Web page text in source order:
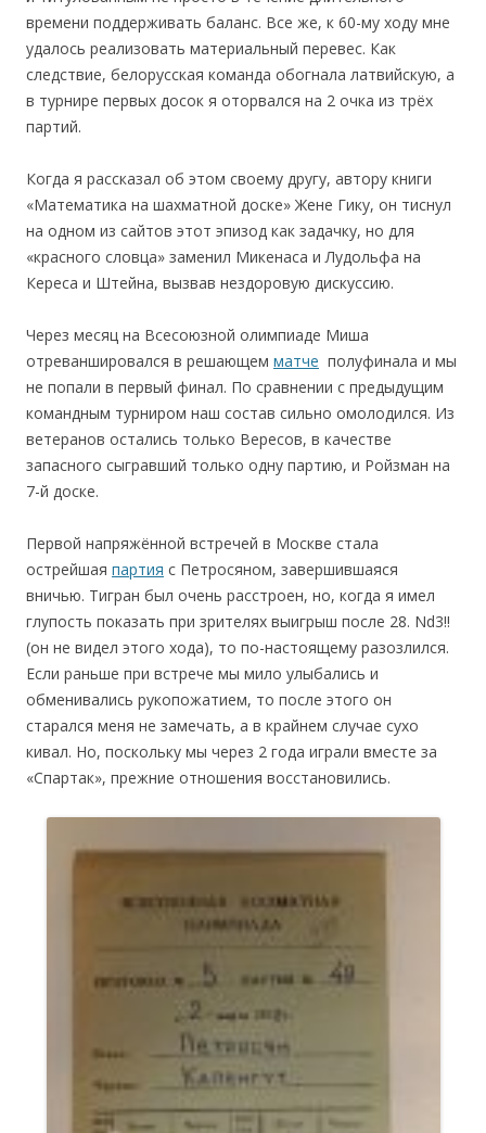
времени поддерживать баланс. Все же, к 60-му ходу мне
удалось реализовать материальный перевес. Как
следствие, белорусская команда обогнала латвийскую, а
в турнире первых досок я оторвался на 2 очка из трёх
партий.
Когда я рассказал об этом своему другу, автору книги
«Математика на шахматной доске» Жене Гику, он тиснул
на одном из сайтов этот эпизод как задачку, но для
«красного словца» заменил Микенаса и Лудольфа на
Кереса и Штейна, вызвав нездоровую дискуссию.
Через месяц на Всесоюзной олимпиаде Миша
отреваншировался в решающем матче полуфинала и мы
не попали в первый финал. По сравнении с предыдущим
командным турниром наш состав сильно омолодился. Из
ветеранов остались только Вересов, в качестве
запасного сыгравший только одну партию, и Ройзман на
7-й доске.
Первой напряжённой встречей в Москве стала
острейшая партия с Петросяном, завершившаяся
вничью. Тигран был очень расстроен, но, когда я имел
глупость показать при зрителях выигрыш после 28. Nd3!!
(он не видел этого хода), то по-настоящему разозлился.
Если раньше при встрече мы мило улыбались и
обменивались рукопожатием, то после этого он
старался меня не замечать, а в крайнем случае сухо
кивал. Но, поскольку мы через 2 года играли вместе за
«Спартак», прежние отношения восстановились.